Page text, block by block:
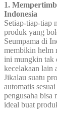
1.
Indonesia
Setiap-tiap-tiap
produk yang
Seumpama di
membikin helm
ini mungkin tak
kecelakaan lain
Jikalau suatu
automatis
pengusaha bisa
ideal buat